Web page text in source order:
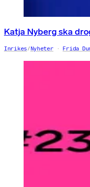
Katja Nyberg ska
Inrikes/Nyheter Frida